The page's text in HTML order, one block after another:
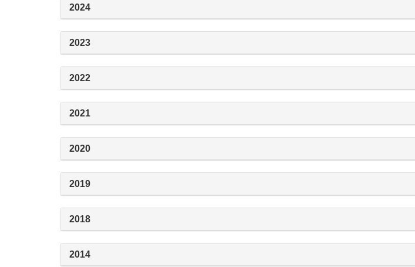
2024
2023
2022
2021
2020
2019
2018
2014